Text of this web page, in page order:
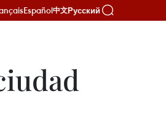
Español中文Русский